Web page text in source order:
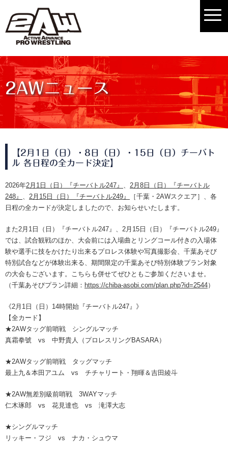
2AWニュース
【2月1日（日）・8日（日）・15日（日）チーバト
ル 各日程の全カード決定】
2026年2月1日（日）『チーバトル247』 、 2月8日（日）『チーバトル
248』 、 2月15日（日）『チーバトル249』
［千葉・2AWスクエア］、各
日程の全カードが決定しましたので、お知らせいたします。
また2月1日（日）『チーバトル247』、2月15日（日）『チーバトル249』
では、試合観戦のほか、大会前には入場曲とリングコール付きの入場体
験や選手に技をかけたり出来るプロレス体験や写真撮影会、千葉あそび
特別試合などが体験出来る、期間限定の千葉あそび特別体験プラン対象
の大会もございます。こちらも併せてぜひともご参加くださいませ。
（千葉あそびプラン詳細： https://chiba-asobi.com/plan.php?id=2544）
《2月1日（日）14時開始『チーバトル247』》
【全カード】
★2AWタッグ前哨戦 シングルマッチ
真霜拳號 vs 中野貴人（プロレスリングBASARA）
★2AWタッグ前哨戦 タッグマッチ
最上九＆本田アユム vs チチャリート・翔暉＆吉田綾斗
★2AW無差別級前哨戦 3WAYマッチ
仁木琢郎 vs 花見達也 vs 滝澤大志
★シングルマッチ
リッキー・フジ vs ナカ・シュウマ